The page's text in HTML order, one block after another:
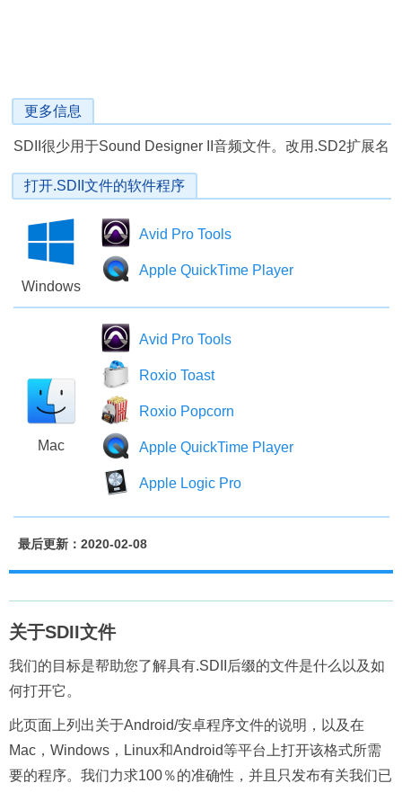
更多信息
SDII很少用于Sound Designer II音频文件。改用.SD2扩展名
打开.SDII文件的软件程序
Windows
Avid Pro Tools
Apple QuickTime Player
Mac
Avid Pro Tools
Roxio Toast
Roxio Popcorn
Apple QuickTime Player
Apple Logic Pro
最后更新：2020-02-08
关于SDII文件
我们的目标是帮助您了解具有.SDII后缀的文件是什么以及如
何打开它。
此页面上列出关于Android/安卓程序文件的说明，以及在
Mac，Windows，Linux和Android等平台上打开该格式所需
要的程序。我们力求100％的准确性，并且只发布有关我们已